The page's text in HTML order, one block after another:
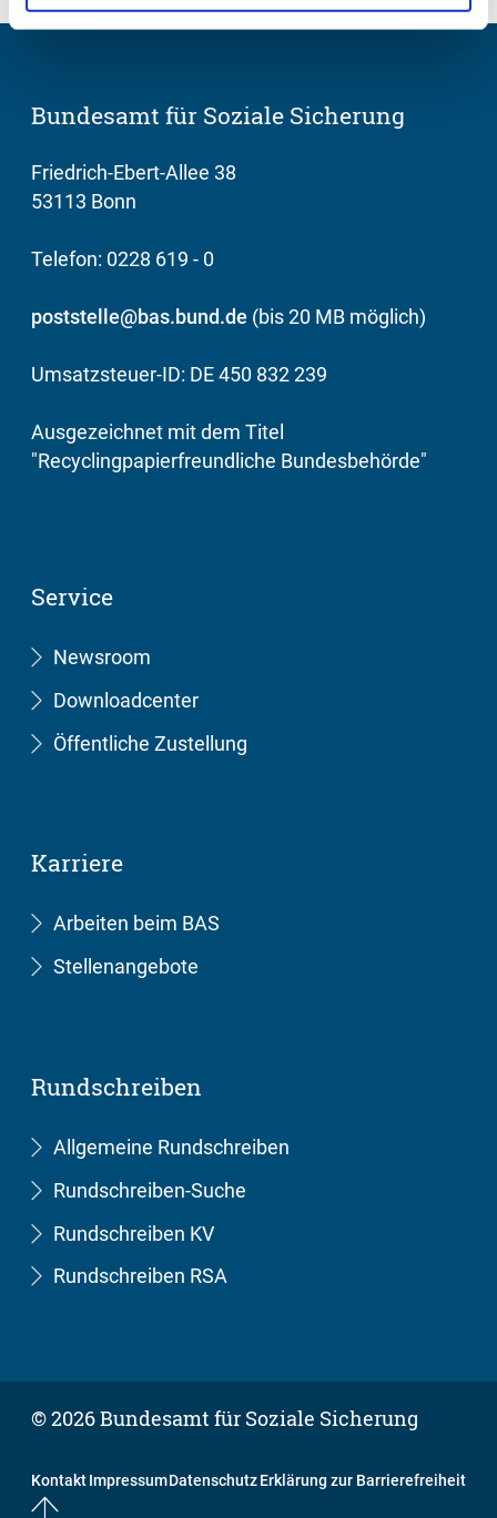
Bundesamt für Soziale Sicherung
Friedrich-Ebert-Allee 38
53113 Bonn
Telefon: 0228 619 - 0
poststelle@bas.bund.de (bis 20 MB möglich)
Umsatzsteuer-ID: DE 450 832 239
Ausgezeichnet mit dem Titel
"Recyclingpapierfreundliche Bundesbehörde"
Service
Newsroom
Downloadcenter
Öffentliche Zustellung
Karriere
Arbeiten beim BAS
Stellenangebote
Rundschreiben
Allgemeine Rundschreiben
Rundschreiben-Suche
Rundschreiben KV
Rundschreiben RSA
© 2026 Bundesamt für Soziale Sicherung
KontaktImpressumDatenschutzErklärung zur Barrierefreiheit
Nach oben springen